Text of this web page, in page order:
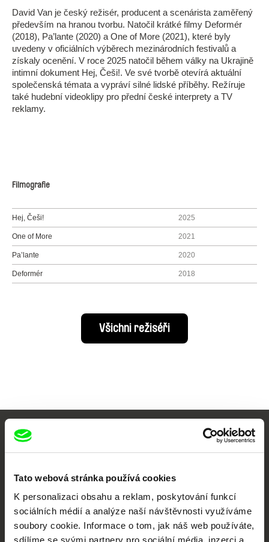
Tato webová stránka používá cookies
K personalizaci obsahu a reklam, poskytování funkcí
sociálních médií a analýze naší návštěvnosti využíváme
soubory cookie. Informace o tom, jak náš web používáte,
sdílíme se svými partnery pro sociální média, inzerci a
David Van je český režisér, producent a scenárista zaměřený
především na hranou tvorbu. Natočil krátké filmy Deformér
(2018), Pa’lante (2020) a One of More (2021), které byly
uvedeny v oficiálních výběrech mezinárodních festivalů a
získaly ocenění. V roce 2025 natočil během války na Ukrajině
intimní dokument Hej, Češi!. Ve své tvorbě otevírá aktuální
společenská témata a vypráví silné lidské příběhy. Režíruje
také hudební videoklipy pro přední české interprety a TV
reklamy.
Filmografie
Hej, Češi! 2025
One of More 2021
Pa’lante 2020
Deformér 2018
Všichni režiséři
Nové festivalové filmy
každý týden